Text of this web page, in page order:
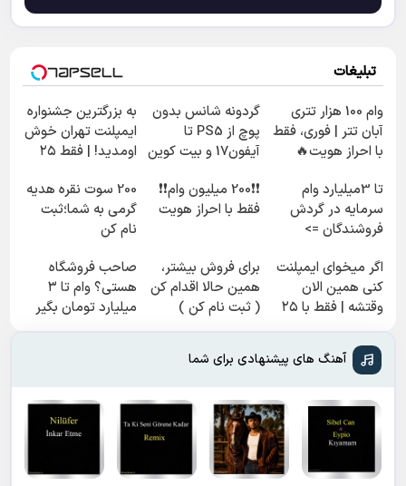
تبلیغات
وام 100 هزار تتری
آبان تتر | فوری، فقط
با احراز هویت🔥
گردونه شانس بدون
پوچ از PS5 تا
آیفون17 و بیت کوین
به بزرگترین جشنواره
ایمپلنت تهران خوش
اومدید! | فقط ۲۵
تا 3میلیارد وام
سرمایه در گردش
فروشندگان =>
کن
❗❗200 میلیون وام❗❗
فقط با احراز هویت
200 سوت نقره هدیه
گرمی به شما؛ثبت
نام کن
اگر میخوای ایمپلنت
کنی همین الان
وقتشه | فقط با ۲۵
میلیون تومان!!!
برای فروش بیشتر،
همین حالا اقدام کن
( ثبت نام کن )
صاحب فروشگاه
هستی؟ وام تا ۳
میلیارد تومان بگیر
آهنگ های پیشنهادی برای شما